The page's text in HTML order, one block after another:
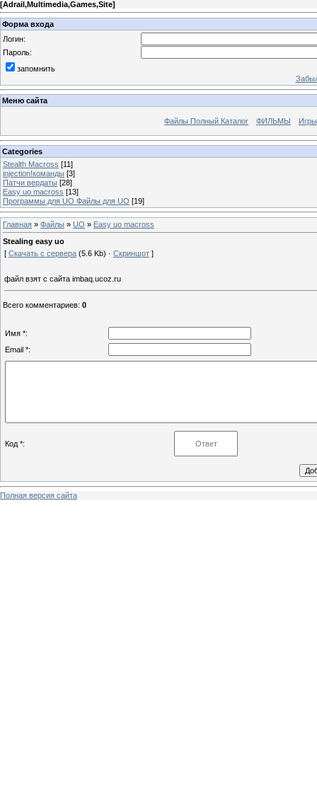
[Adrail,Multimedia,Games,Site]
Форма входа
Логин:
Пароль:
запомнить
Меню сайта
Файлы Полный Каталог ФИЛЬМЫ
Categories
Stealth Macross [11]
injection!команды [3]
Патчи вердаты [28]
Easy uo macross [13]
Программы для UO Файлы для UO [19]
Главная » Файлы » UO » Easy uo macross
Stealing easy uo
[ Скачать с сервера (5.6 Kb) · Скриншот ]
файл взят с сайта imbaq.ucoz.ru
Всего комментариев: 0
Имя *:
Email *:
Код *:
Полная версия сайта